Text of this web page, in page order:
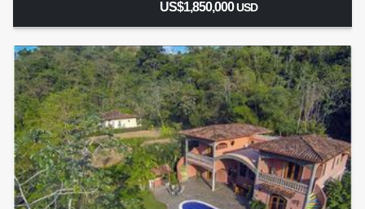
US$1,850,000USD